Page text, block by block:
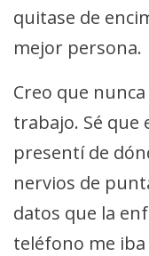
quitase de
mejor persona.
Creo que
trabajo. Sé que
presentí de
nervios de
datos que la
teléfono me